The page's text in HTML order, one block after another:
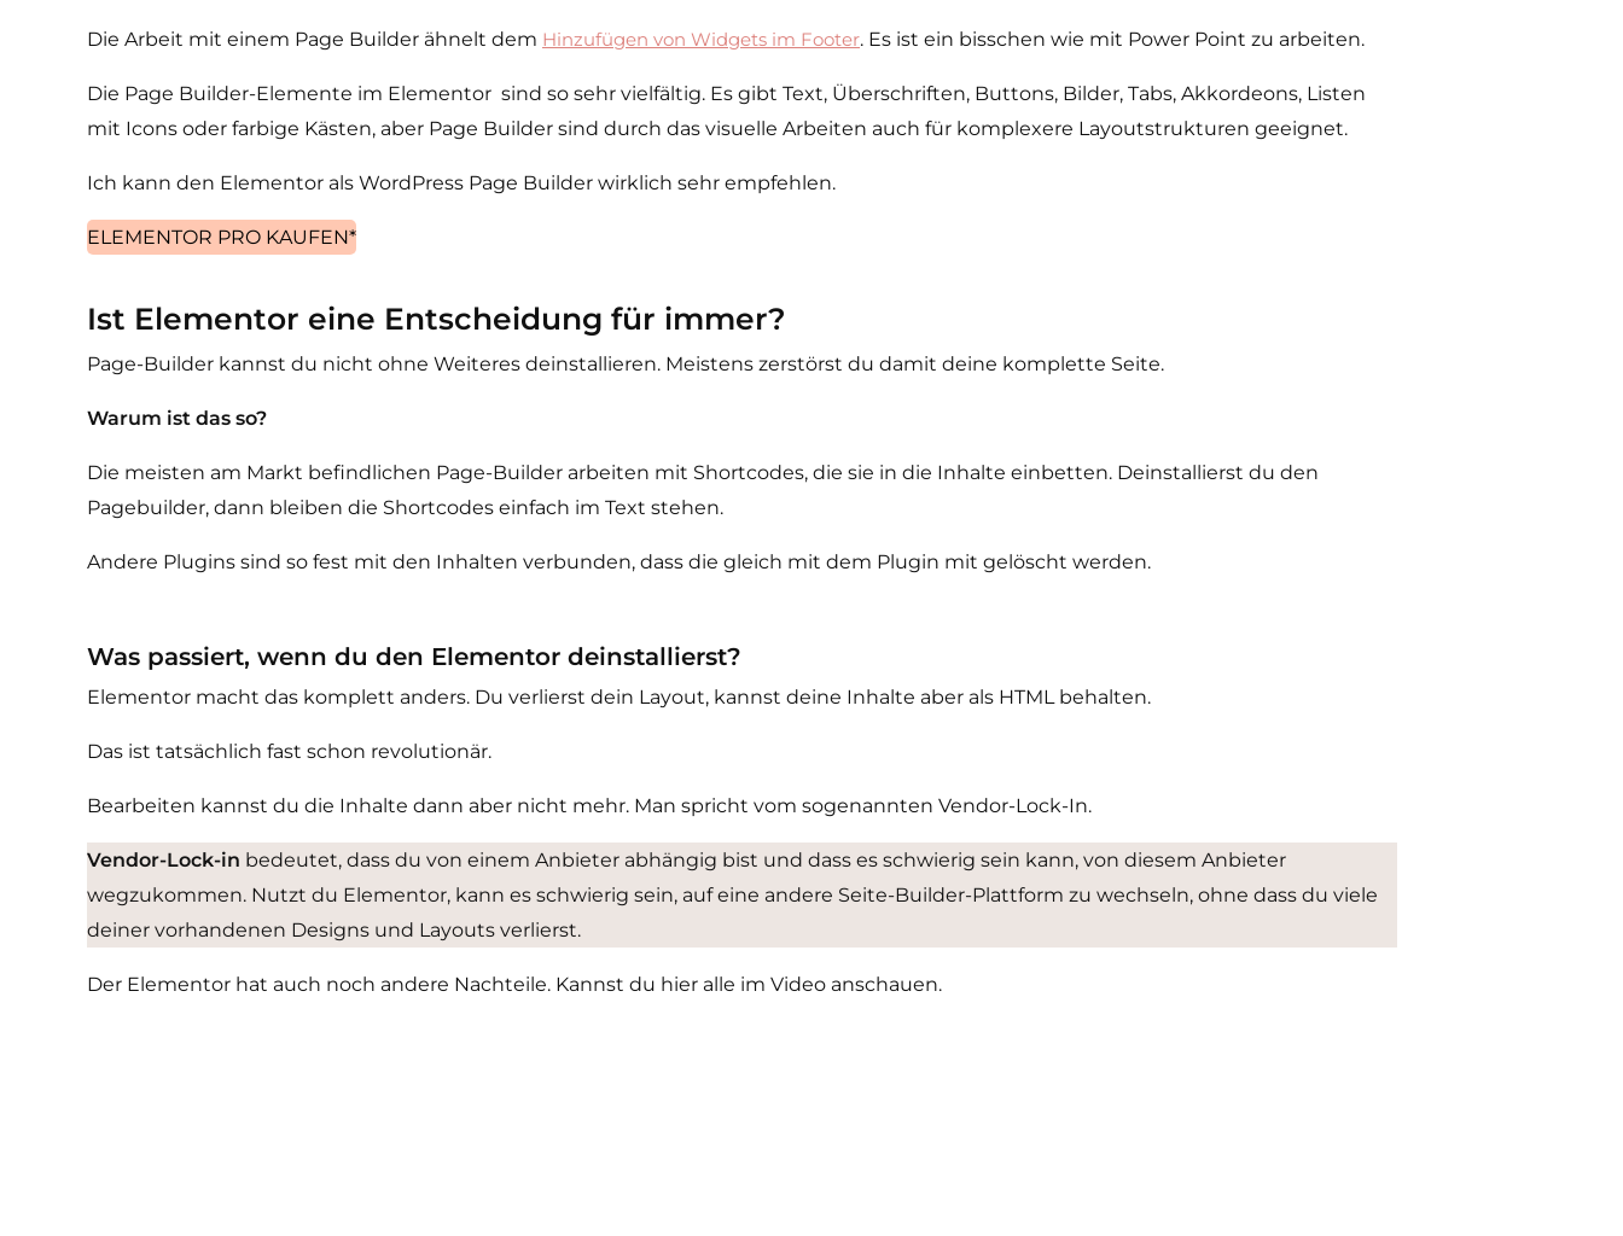
Die Arbeit mit einem Page Builder ähnelt dem Hinzufügen von Widgets im Footer. Es ist ein bisschen wie mit Power Point zu arbeiten.
Die Page Builder-Elemente im Elementor sind so sehr vielfältig. Es gibt Text, Überschriften, Buttons, Bilder, Tabs, Akkordeons, Listen
mit Icons oder farbige Kästen, aber Page Builder sind durch das visuelle Arbeiten auch für komplexere Layoutstrukturen geeignet.
Ich kann den Elementor als WordPress Page Builder wirklich sehr empfehlen.
ELEMENTOR PRO KAUFEN*
Ist Elementor eine Entscheidung für immer?
Page-Builder kannst du nicht ohne Weiteres deinstallieren. Meistens zerstörst du damit deine komplette Seite.
Warum ist das so?
Die meisten am Markt befindlichen Page-Builder arbeiten mit Shortcodes, die sie in die Inhalte einbetten. Deinstallierst du den
Pagebuilder, dann bleiben die Shortcodes einfach im Text stehen.
Andere Plugins sind so fest mit den Inhalten verbunden, dass die gleich mit dem Plugin mit gelöscht werden.
Was passiert, wenn du den Elementor deinstallierst?
Elementor macht das komplett anders. Du verlierst dein Layout, kannst deine Inhalte aber als HTML behalten.
Das ist tatsächlich fast schon revolutionär.
Bearbeiten kannst du die Inhalte dann aber nicht mehr. Man spricht vom sogenannten Vendor-Lock-In.
Vendor-Lock-in bedeutet, dass du von einem Anbieter abhängig bist und dass es schwierig sein kann, von diesem Anbieter
wegzukommen. Nutzt du Elementor, kann es schwierig sein, auf eine andere Seite-Builder-Plattform zu wechseln, ohne dass du viele
deiner vorhandenen Designs und Layouts verlierst.
Der Elementor hat auch noch andere Nachteile. Kannst du hier alle im Video anschauen.